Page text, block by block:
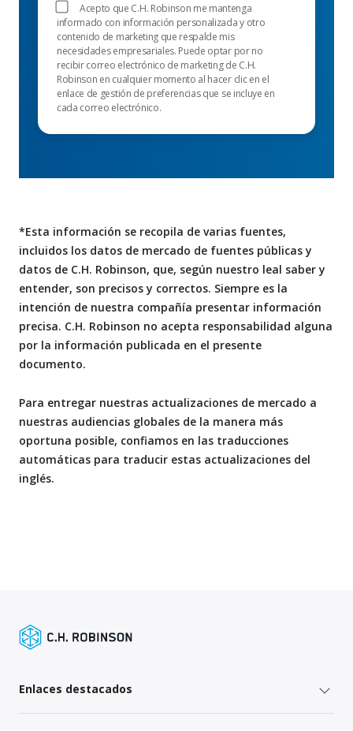
Acepto que C.H. Robinson me mantenga
informado con información personalizada y otro
contenido de marketing que respalde mis
necesidades empresariales. Puede optar por no
recibir correo electrónico de marketing de C.H.
Robinson en cualquier momento al hacer clic en el
enlace de gestión de preferencias que se incluye en
cada correo electrónico.
*Esta información se recopila de varias fuentes,
incluidos los datos de mercado de fuentes públicas y
datos de C.H. Robinson, que, según nuestro leal saber y
entender, son precisos y correctos. Siempre es la
intención de nuestra compañía presentar información
precisa. C.H. Robinson no acepta responsabilidad alguna
por la información publicada en el presente
documento.
Para entregar nuestras actualizaciones de mercado a
nuestras audiencias globales de la manera más
oportuna posible, confiamos en las traducciones
automáticas para traducir estas actualizaciones del
inglés.
Enlaces destacados